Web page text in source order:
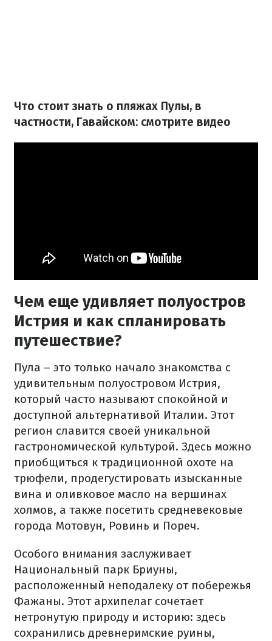
Что стоит знать о пляжах Пулы, в
частности, Гавайском: смотрите видео
Чем еще удивляет полуостров
Истрия и как спланировать
путешествие?
Пула – это только начало знакомства с
удивительным полуостровом Истрия,
который часто называют спокойной и
доступной альтернативой Италии. Этот
регион славится своей уникальной
гастрономической культурой. Здесь можно
приобщиться к традиционной охоте на
трюфели, продегустировать изысканные
вина и оливковое масло на вершинах
холмов, а также посетить средневековые
города Мотовун, Ровинь и Пореч.
Особого внимания заслуживает
Национальный парк Бриуны,
расположенный неподалеку от побережья
Фажаны. Этот архипелаг сочетает
нетронутую природу и историю: здесь
сохранились древнеримские руины,